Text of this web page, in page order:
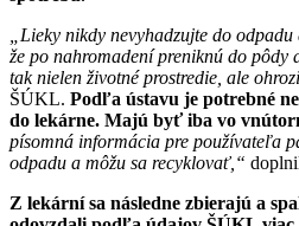
„Lieky nikdy nevyhadzujte do
že po nahromadení preniknú do pôdy
tak nielen životné prostredie, ale
ŠÚKL. Podľa ústavu je potrebné
do lekárne. Majú byť iba vo
písomná informácia pre používateľa
odpadu a môžu sa recyklovať,“
Z lekární sa následne zbierajú a